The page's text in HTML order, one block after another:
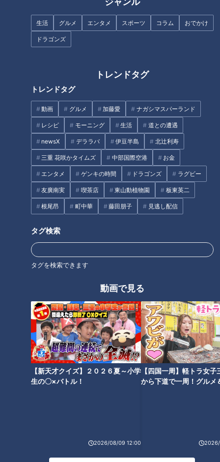
生活 グルメ エンタメ スポーツ コラム おでかけ
ドラゴンズ
トレンドタグ
トレンドタグ
動画 グルメ 加藤愛 ナガシマスパーランド
レシピ モーニング 生活 道との遭遇
newsX デララバ 伊豆半島 北辻利寿
三重 花咲かタイムズ 中部国際空港 お金
エンタメ ゲンキの時間 ドラゴンズ ラグビー
友廣南実 喫茶店 東山動植物園 板東英二
根尾昂 町中華 藤田朋子 見逃し配信
タグ検索
タグを検索できます
動画で見る
【新天才クイズ】２０２６夏～小学
生の〇×バトル！
2026/08/09 12:00
【四国一周】軽トラ女子
から下道で一周！グルメ
山本學【スジナシ】鶴瓶「あん
な人に手をつけるなんて、バレ
河合美智子【スジナシ】まるで
番組紹介
鶴瓶のスジナシ
「鶴瓶のスジナシ」動画
笑福亭鶴瓶とゲストがその日に知らされるセットの中で、台本（＝
スジ）ナシ・打合せナシ・ＮＧナシのぶっつけ本番で“即興ドラ
マ”を演じるバラエティ番組「スジナシ」。1998年にCBCテレビで
行役にフリーアナウンサーの中井美穂さんが加わりました。その
後、2014年に番組は終了し、現在は定期的に舞台公演が開かれて
います。
その魅力は、意外なストーリー展開や、想像を絶する結末など、台
く通じ合ったことで生まれた名作や意思の疎通が出来なかったこと
で生まれた快作…絶対に先がよめないハラハラドキドキ感で多くの
人の支持を得てきました。
そんなスジナシの名作・傑作選がYouTubeにて再び楽しめることに
なりました。毎週金曜20時に１話ずつ追加されていきます。是非
ご期待ください。
ホームページ